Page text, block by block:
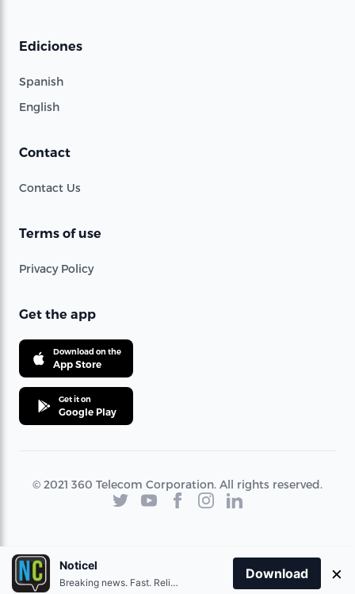
Ediciones
Spanish
English
Contact
Contact Us
Terms of use
Privacy Policy
Get the app
Download on the
App Store
Get it on
Google Play
© 2021 360 Telecom Corporation. All rights reserved.
Noticel
Breaking news. Fast. Reliable.
Download ×